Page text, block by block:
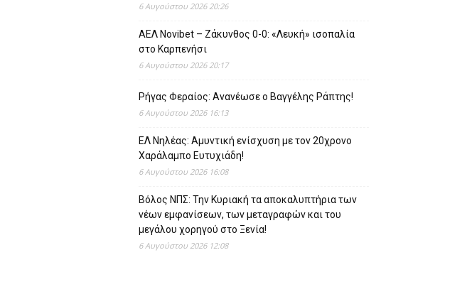
6 Αυγούστου 2026 20:26
ΑΕΛ Novibet – Ζάκυνθος 0-0: «Λευκή» ισοπαλία
στο Καρπενήσι
6 Αυγούστου 2026 20:17
Ρήγας Φεραίος: Ανανέωσε ο Βαγγέλης Ράπτης!
6 Αυγούστου 2026 16:13
ΕΛ Νηλέας: Αμυντική ενίσχυση με τον 20χρονο
Χαράλαμπο Ευτυχιάδη!
6 Αυγούστου 2026 16:08
Βόλος ΝΠΣ: Την Κυριακή τα αποκαλυπτήρια των
νέων εμφανίσεων, των μεταγραφών και του
μεγάλου χορηγού στο Ξενία!
6 Αυγούστου 2026 12:08